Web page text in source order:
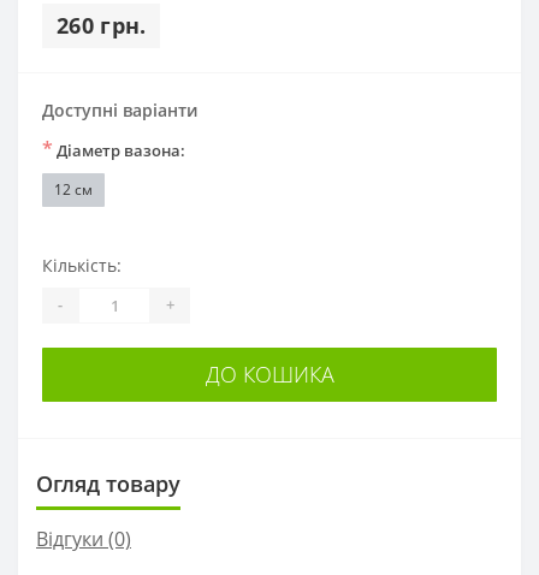
260 грн.
Доступні варіанти
* Діаметр вазона:
12 см
Кількість:
- +
ДО КОШИКА
Огляд товару
Відгуки (0)